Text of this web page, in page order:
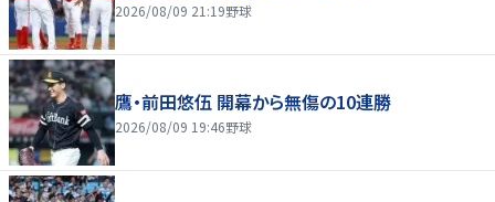
2026/08/09 21:19野球
鷹・前田悠伍 開幕から無傷の10連勝
2026/08/09 19:46野球